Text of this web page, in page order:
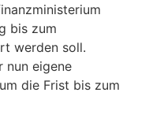
bis zum
werden soll.
nun eigene
die Frist bis zum